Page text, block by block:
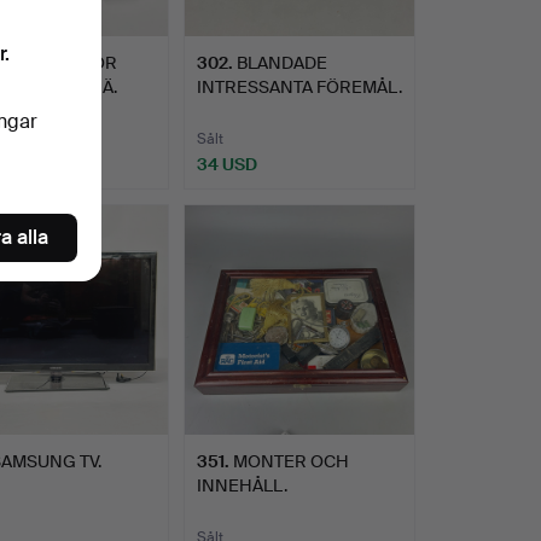
PIPOR
I TRÄ.
302. BLANDADE
INTRESSANTA FÖREMÅL.
Sålt
34 USD
TV. 351. MONTER OCH
INNEHÅLL.
alla